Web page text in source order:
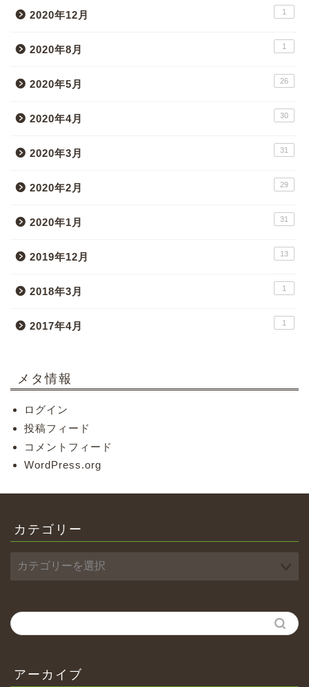
2020年12月 1
2020年8月 1
2020年5月 26
2020年4月 30
2020年3月 31
2020年2月 29
2020年1月 31
2019年12月 13
2018年3月 1
2017年4月 1
メタ情報
ログイン
投稿フィード
コメントフィード
WordPress.org
カテゴリー
アーカイブ